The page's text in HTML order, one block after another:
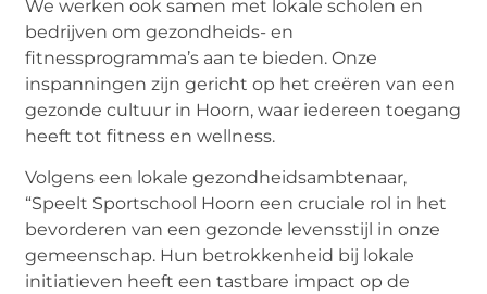
We werken ook samen met lokale scholen en
bedrijven om gezondheids- en
fitnessprogramma’s aan te bieden. Onze
inspanningen zijn gericht op het creëren van een
gezonde cultuur in Hoorn, waar iedereen toegang
heeft tot fitness en wellness.
Volgens een lokale gezondheidsambtenaar,
“Speelt Sportschool Hoorn een cruciale rol in het
bevorderen van een gezonde levensstijl in onze
gemeenschap. Hun betrokkenheid bij lokale
initiatieven heeft een tastbare impact op de